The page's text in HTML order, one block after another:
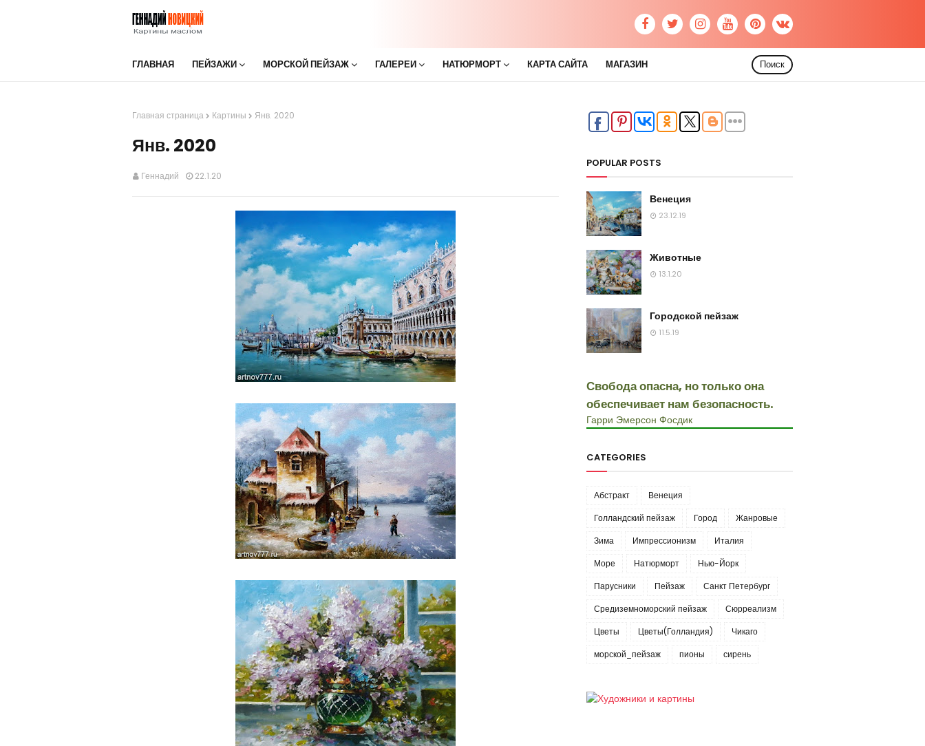
ГЛАВНАЯ ПЕЙЗАЖИ МОРСКОЙ ПЕЙЗАЖ ГАЛЕРЕИ НАТЮРМОРТ КАРТА САЙТА МАГАЗИН Поиск
Главная страница Картины Янв. 2020
Янв. 2020
Геннадий 22.1.20
POPULAR POSTS
Венеция
23.12.19
Животные
13.1.20
Городской пейзаж
11.5.19
Свобода опасна, но только она
обеспечивает нам безопасность.
Гарри Эмерсон Фосдик
CATEGORIES
Абстракт
Венеция
Голландский пейзаж
Город
Жанровые
Зима
Импрессионизм
Италия
Море
Натюрморт
Нью-Йорк
Парусники
Пейзаж
Санкт Петербург
Средиземноморский пейзаж
Сюрреализм
Цветы
Цветы(Голландия)
Чикаго
морской_пейзаж
пионы сирень